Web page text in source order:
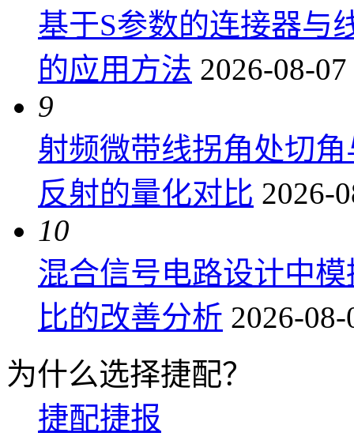
基于S参数的连接器与
的应用方法 2026-08-
9
射频微带线拐角处切
反射的量化对比 2026-
10
混合信号电路设计中
比的改善分析 2026-
为什么选择捷配？
捷配捷报